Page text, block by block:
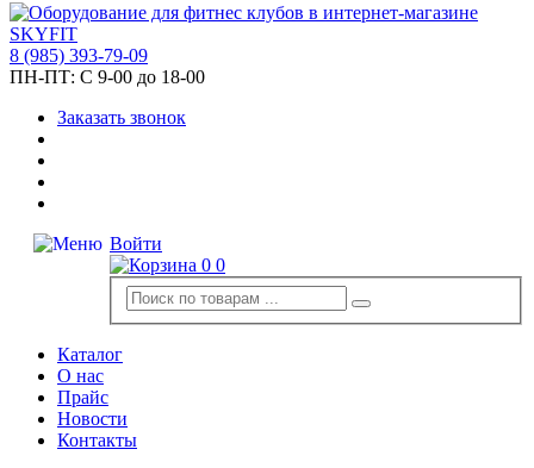
8 (985) 393-79-09
ПН-ПТ: С 9-00 до 18-00
Заказать звонок
Войти
0 0
Каталог
О нас
Прайс
Новости
Контакты